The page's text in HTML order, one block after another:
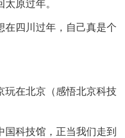
原过年。
在四川过年，自己真是个
在北京（感悟北京科技
科技馆，正当我们走到